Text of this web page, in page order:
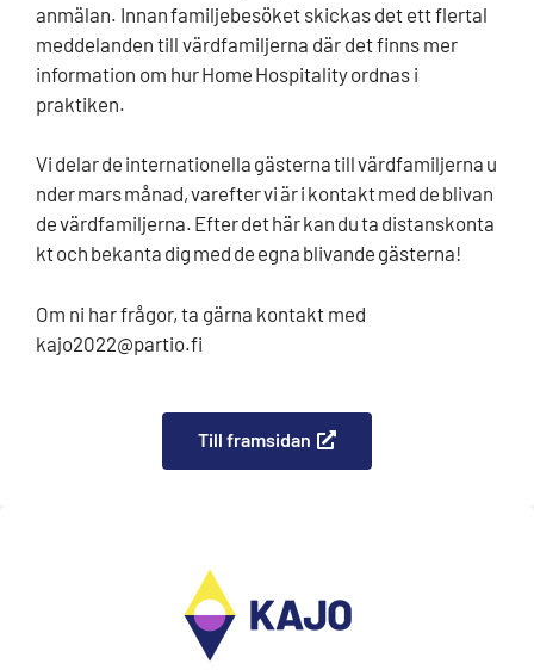
anmälan. Innan familjebesöket skickas det ett flertal
meddelanden till värdfamiljerna där det finns mer
information om hur Home Hospitality ordnas i
praktiken.
Vi delar de internationella gästerna till värdfamiljerna u
nder mars månad, varefter vi är i kontakt med de blivan
de värdfamiljerna. Efter det här kan du ta distanskonta
kt och bekanta dig med de egna blivande gästerna!
Om ni har frågor, ta gärna kontakt med
kajo2022@partio.fi
Till framsidan